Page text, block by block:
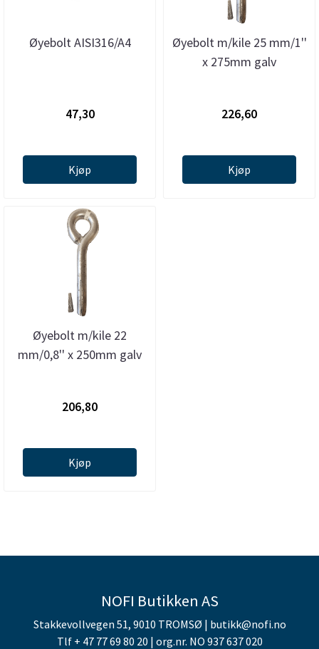
Øyebolt AISI316/A4
47,30
Kjøp
Øyebolt m/kile 25 mm/1''
x 275mm galv
226,60
Kjøp
Øyebolt m/kile 22
mm/0,8'' x 250mm galv
206,80
Kjøp
NOFI Butikken AS
Stakkevollvegen 51, 9010 TROMSØ | butikk@nofi.no
Tlf + 47 77 69 80 20 | org.nr. NO 937 637 020